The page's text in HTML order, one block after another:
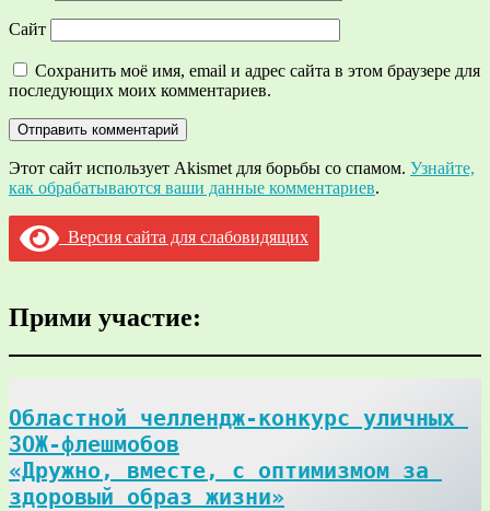
Сайт
Сохранить моё имя, email и адрес сайта в этом браузере для
последующих моих комментариев.
Этот сайт использует Akismet для борьбы со спамом. Узнайте,
как обрабатываются ваши данные комментариев.
Версия сайта для слабовидящих
Прими участие:
Областной челлендж-конкурс уличных
ЗОЖ-флешмобов
«Дружно, вместе, с оптимизмом за
здоровый образ жизни»